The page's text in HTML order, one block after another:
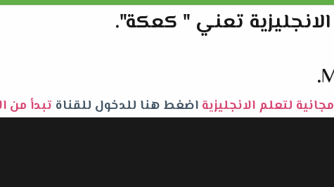
لتعلم الانجليزيةاضغط هنا للدخول للقناة تبدأ من